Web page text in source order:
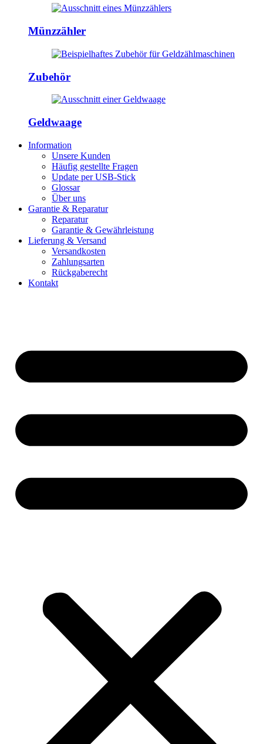
Münzzähler
Zubehör
Geldwaage
Information
Unsere Kunden
Häufig gestellte Fragen
Update per USB-Stick
Glossar
Über uns
Garantie & Reparatur
Reparatur
Garantie & Gewährleistung
Lieferung & Versand
Versandkosten
Zahlungsarten
Rückgaberecht
Kontakt